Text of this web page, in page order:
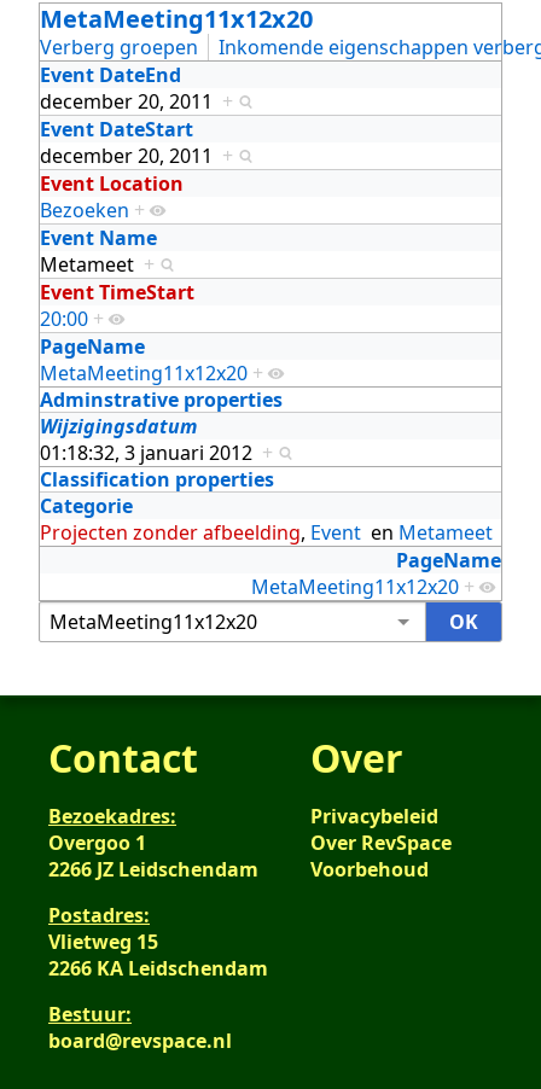
MetaMeeting11x12x20
Verberg groepen
Inkomende eigenschappen
Event DateEnd
december 20, 2011 +
Event DateStart
december 20, 2011 +
Event Location
Bezoeken +
Event Name
Metameet +
Event TimeStart
20:00 +
PageName
MetaMeeting11x12x20 +
Adminstrative properties
Wijzigingsdatum
01:18:32, 3 januari 2012 +
Classification properties
Categorie
Projecten zonder afbeelding, Event en Metameet
PageName
MetaMeeting11x12x20 +
Contact
Bezoekadres:
Overgoo 1
2266 JZ Leidschendam
Postadres:
Vlietweg 15
2266 KA Leidschendam
Bestuur:
board@revspace.nl
Over
Privacybeleid
Over RevSpace
Voorbehoud